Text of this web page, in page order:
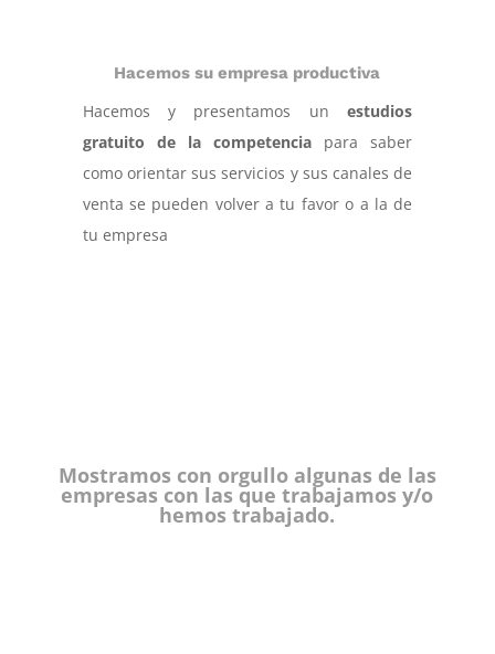
Hacemos su empresa productiva
Hacemos y presentamos unestudios
gratuito de la competencia para saber
como orientar sus servicios y sus canales de
venta se pueden volver a tu favor o a la de
tu empresa
Mostramos con orgullo algunas de las
empresas con las que trabajamos y/o
hemos trabajado.